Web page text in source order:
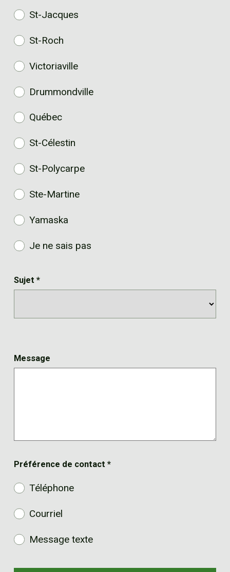
St-Jacques
St-Roch
Victoriaville
Drummondville
Québec
St-Célestin
St-Polycarpe
Ste-Martine
Yamaska
Je ne sais pas
Sujet *
Message
Préférence de contact *
Téléphone
Courriel
Message texte